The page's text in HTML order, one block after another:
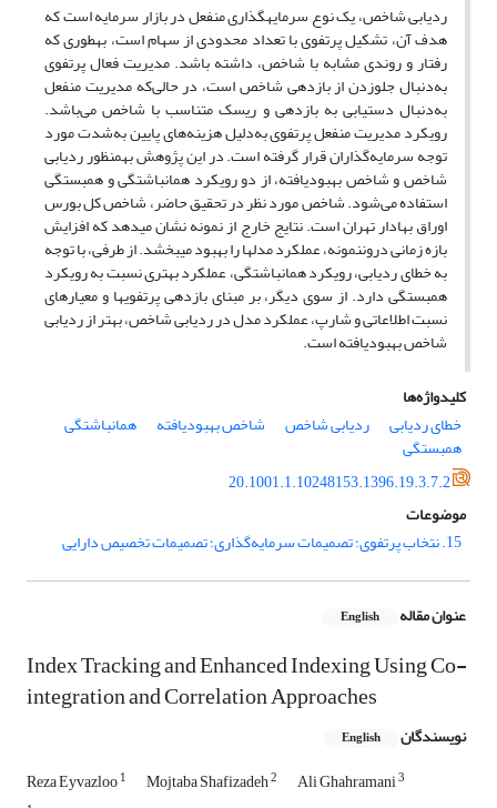
ردیابی شاخص، یک نوع سرمایه‎گذاری منفعل در بازار سرمایه است که
هدف آن، تشکیل پرتفوی با تعداد محدودی از سهام‎ است، به‎طوری که
رفتار و روندی مشابه با شاخص، داشته باشد. مدیریت فعال پرتفوی
به‌دنبال جلوزدن از بازدهی شاخص است، در حالی‌که مدیریت منفعل
به‌دنبال دستیابی به بازدهی و ریسک متناسب با شاخص می‌باشد.
رویکرد مدیریت منفعل پرتفوی به‌دلیل هزینه‌های پایین به‌شدت مورد
توجه سرمایه‌گذاران قرار گرفته است. در این پژوهش به‎منظور ردیابی
شاخص و شاخص بهبودیافته، از دو رویکرد هم‎انباشتگی و همبستگی
استفاده می‌شود. شاخص مورد نظر در تحقیق حاضر، شاخص کل بورس
اوراق بهادار تهران است. نتایج خارج از نمونه نشان می‎دهد که افزایش
بازه زمانی درون‎نمونه، عملکرد مدل‎ها را بهبود می‎بخشد. از طرفی، با توجه
به خطای ردیابی، رویکرد هم‎انباشتگی، عملکرد بهتری نسبت به رویکرد
همبستگی دارد. از سوی دیگر، بر مبنای بازدهی پرتفوی‎ها و معیارهای
نسبت اطلاعاتی و شارپ، عملکرد مدل در ردیابی شاخص، بهتر از ردیابی
شاخص بهبودیافته است.
کلیدواژه‌ها
خطای ردیابی
ردیابی شاخص شاخص بهبودیافته هم‎انباشتگی
همبستگی
20.1001.1.10248153.1396.19.3.7.2
موضوعات
15. نتخاب پرتفوی؛ تصمیمات سرمایه‌گذاری؛ تصمیمات تخصیص دارایی
عنوان مقاله English
Index Tracking and Enhanced Indexing Using Co-
integration and Correlation Approaches
نویسندگان English
Reza Eyvazloo1 Mojtaba Shafizadeh2 Ali Ghahramani3